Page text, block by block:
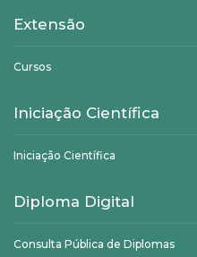
Extensão
Cursos
Iniciação Científica
Iniciação Científica
Diploma Digital
Consulta Pública de Diplomas